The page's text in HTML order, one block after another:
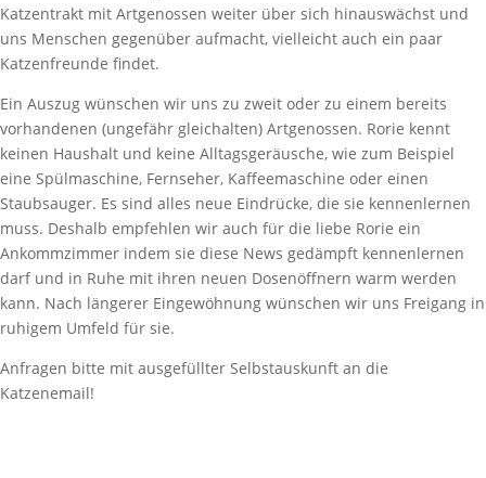
Katzentrakt mit Artgenossen weiter über sich hinauswächst und
uns Menschen gegenüber aufmacht, vielleicht auch ein paar
Katzenfreunde findet.
Ein Auszug wünschen wir uns zu zweit oder zu einem bereits
vorhandenen (ungefähr gleichalten) Artgenossen. Rorie kennt
keinen Haushalt und keine Alltagsgeräusche, wie zum Beispiel
eine Spülmaschine, Fernseher, Kaffeemaschine oder einen
Staubsauger. Es sind alles neue Eindrücke, die sie kennenlernen
muss. Deshalb empfehlen wir auch für die liebe Rorie ein
Ankommzimmer indem sie diese News gedämpft kennenlernen
darf und in Ruhe mit ihren neuen Dosenöffnern warm werden
kann. Nach längerer Eingewöhnung wünschen wir uns Freigang in
ruhigem Umfeld für sie.
Anfragen bitte mit ausgefüllter Selbstauskunft an die
Katzenemail!